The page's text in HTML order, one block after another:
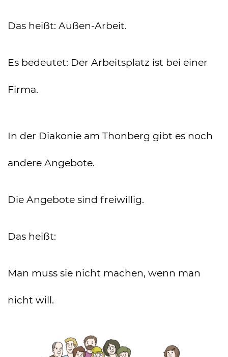
Das heißt: Außen-Arbeit.
Es bedeutet: Der Arbeitsplatz ist bei einer
Firma.
In der Diakonie am Thonberg gibt es noch
andere Angebote.
Die Angebote sind freiwillig.
Das heißt:
Man muss sie nicht machen, wenn man
nicht will.